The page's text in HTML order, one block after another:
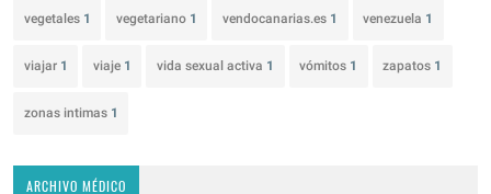
vegetales 1 vegetariano 1 vendocanarias.es 1 venezuela 1
viajar 1 viaje 1 vida sexual activa 1 vómitos 1 zapatos 1
zonas intimas 1
ARCHIVO MÉDICO